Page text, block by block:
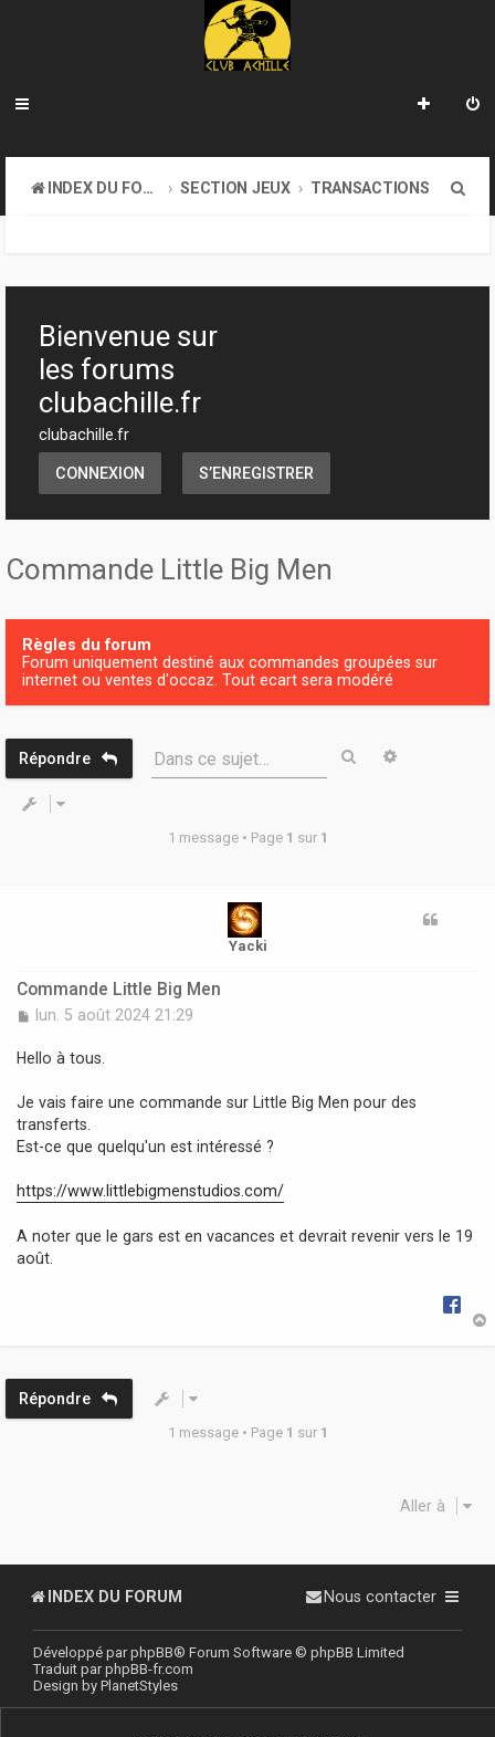
INDEX DU FORUM SECTION JEUX TRANSACTIONS
h
Bienvenue sur
les forums
clubachille.fr
clubachille.fr
CONNEXION S’ENREGISTRER
Commande Little Big Men
Règles du forum
Forum uniquement destiné aux commandes groupées sur
internet ou ventes d'occaz. Tout ecart sera modéré
Répondre Dans ce sujet… Rechercher
1 message • Page 1 sur 1
Yacki
Commande Little Big Men
M
s
g
e
lun. 5 août 2024 21:29
Hello à tous.
Je vais faire une commande sur Little Big Men pour des
transferts.
Est-ce que quelqu'un est intéressé ?
https://www.littlebigmenstudios.com/
A noter que le gars est en vacances et devrait revenir vers le 19
août.
Répondre
1 message • Page 1 sur 1
Aller à
INDEX DU FORUM Nous contacter
Développé parphpBB® Forum Software © phpBB Limited
Traduit parphpBB-fr.com
Design by PlanetStyles